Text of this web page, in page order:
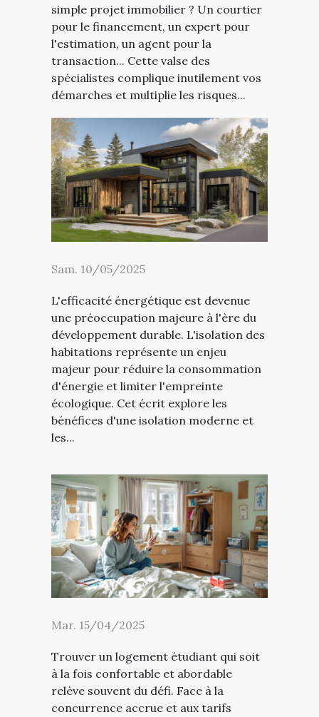
simple projet immobilier ? Un courtier
pour le financement, un expert pour
l'estimation, un agent pour la
transaction... Cette valse des
spécialistes complique inutilement vos
démarches et multiplie les risques...
Sam. 10/05/2025
L'efficacité énergétique est devenue
une préoccupation majeure à l'ère du
développement durable. L'isolation des
habitations représente un enjeu
majeur pour réduire la consommation
d'énergie et limiter l'empreinte
écologique. Cet écrit explore les
bénéfices d'une isolation moderne et
les...
Mar. 15/04/2025
Trouver un logement étudiant qui soit
à la fois confortable et abordable
relève souvent du défi. Face à la
concurrence accrue et aux tarifs